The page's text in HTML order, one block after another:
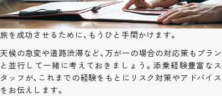
旅を成功させるために、もうひと手間かけます。
天候の急変や道路渋滞など、万が一の場合の対応策もプラン
と並行して一緒に考えておきましょう。添乗経験豊富なス
タッフが、これまでの経験をもとにリスク対策やアドバイス
をお伝えします。